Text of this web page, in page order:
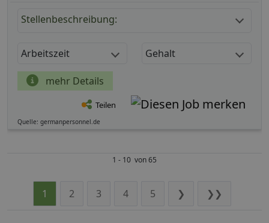
Stellenbeschreibung:
Arbeitszeit Gehalt
mehr Details
Teilen
Quelle: germanpersonnel.de
1 - 10 von 65
1 2 3 4 5 ❯ ❯❯